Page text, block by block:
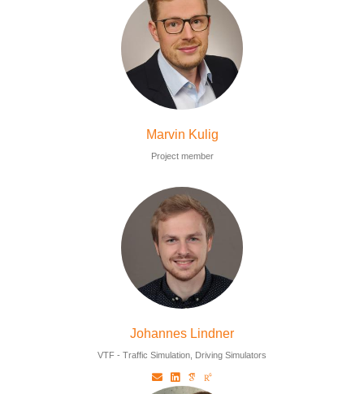
Marvin Kulig
Project member
Johannes Lindner
VTF - Traffic Simulation, Driving Simulators